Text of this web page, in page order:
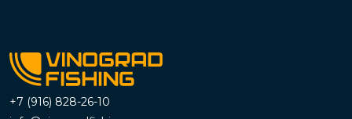
+7 (916) 828-26-10